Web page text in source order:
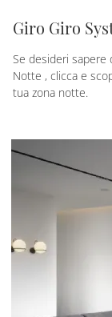
Giro Giro
Se desideri sapere
Notte , clicca e
tua zona notte.